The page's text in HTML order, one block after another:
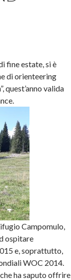
fine estate, si è
di orienteering
quest’anno valida
Campomulo,
ospitare
e, soprattutto,
WOC 2014.
ha saputo offrire